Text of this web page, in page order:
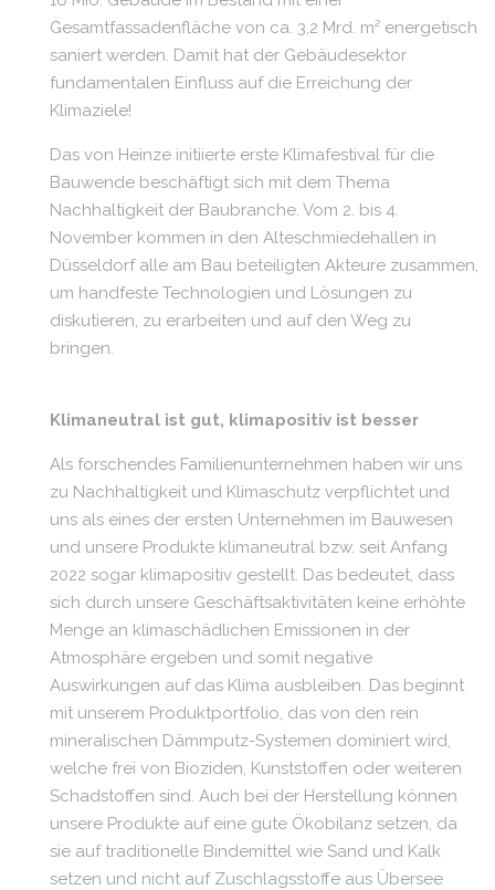
Gesamtfassadenfläche von ca. 3,2 Mrd. m² energetisch
saniert werden. Damit hat der Gebäudesektor
fundamentalen Einfluss auf die Erreichung der
Klimaziele!
Das von Heinze initiierte erste Klimafestival für die
Bauwende beschäftigt sich mit dem Thema
Nachhaltigkeit der Baubranche. Vom 2. bis 4.
November kommen in den Alteschmiedehallen in
Düsseldorf alle am Bau beteiligten Akteure zusammen,
um handfeste Technologien und Lösungen zu
diskutieren, zu erarbeiten und auf den Weg zu
bringen.
Klimaneutral ist gut, klimapositiv ist besser
Als forschendes Familienunternehmen haben wir uns
zu Nachhaltigkeit und Klimaschutz verpflichtet und
uns als eines der ersten Unternehmen im Bauwesen
und unsere Produkte klimaneutral bzw. seit Anfang
2022 sogar klimapositiv gestellt. Das bedeutet, dass
sich durch unsere Geschäftsaktivitäten keine erhöhte
Menge an klimaschädlichen Emissionen in der
Atmosphäre ergeben und somit negative
Auswirkungen auf das Klima ausbleiben. Das beginnt
mit unserem Produktportfolio, das von den rein
mineralischen Dämmputz-Systemen dominiert wird,
welche frei von Bioziden, Kunststoffen oder weiteren
Schadstoffen sind. Auch bei der Herstellung können
unsere Produkte auf eine gute Ökobilanz setzen, da
sie auf traditionelle Bindemittel wie Sand und Kalk
setzen und nicht auf Zuschlagsstoffe aus Übersee